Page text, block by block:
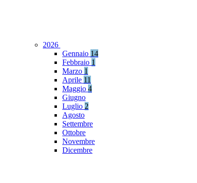
2026
Gennaio 14
Febbraio 1
Marzo 1
Aprile 11
Maggio 4
Giugno
Luglio 2
Agosto
Settembre
Ottobre
Novembre
Dicembre